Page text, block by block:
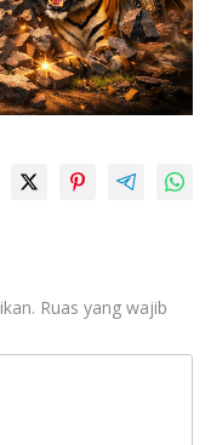
Ruas yang wajib